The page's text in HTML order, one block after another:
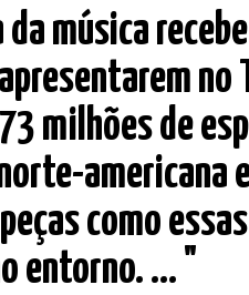
da música
no
milhões de
americana
como
entorno. ... "